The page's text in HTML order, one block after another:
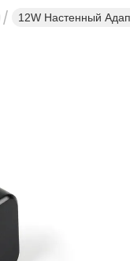
12W Настенный